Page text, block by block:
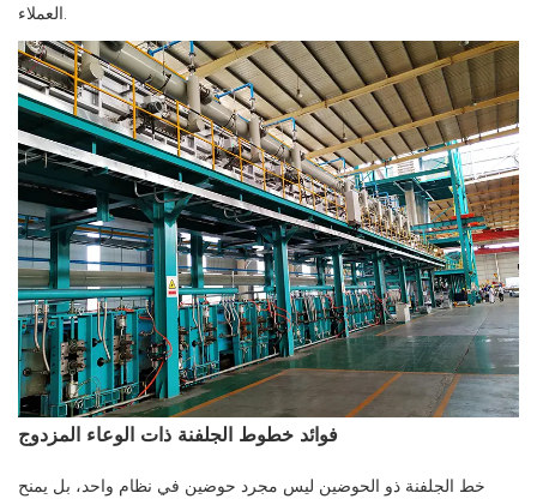
العملاء.
فوائد خطوط الجلفنة ذات الوعاء المزدوج
خط الجلفنة ذو الحوضين ليس مجرد حوضين في نظام واحد، بل يمنح